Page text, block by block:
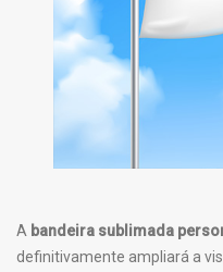
A bandeira sublimada
definitivamente ampliará a